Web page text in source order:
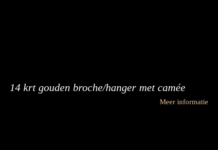
14 krt gouden broche/hanger met camée
Meer informatie